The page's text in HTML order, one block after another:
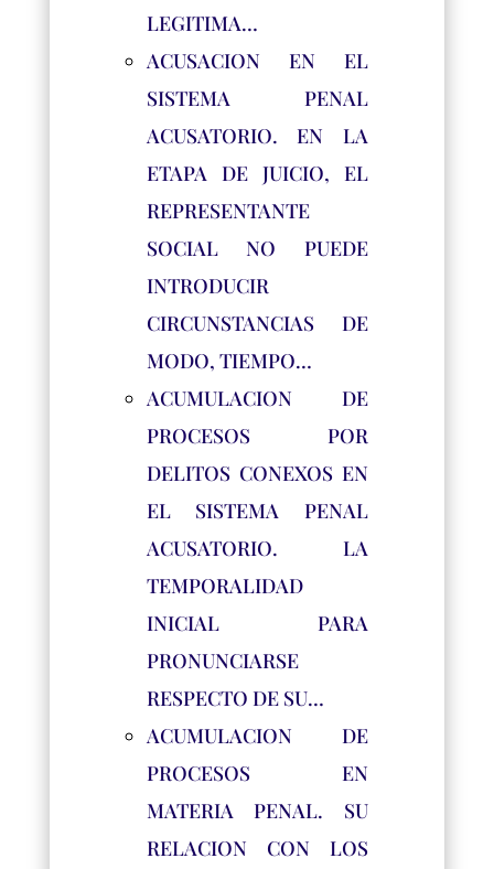
LEGITIMA…
ACUSACION EN EL
SISTEMA PENAL
ACUSATORIO. EN LA
ETAPA DE JUICIO, EL
REPRESENTANTE
SOCIAL NO PUEDE
INTRODUCIR
CIRCUNSTANCIAS DE
MODO, TIEMPO…
ACUMULACION DE
PROCESOS POR
DELITOS CONEXOS EN
EL SISTEMA PENAL
ACUSATORIO. LA
TEMPORALIDAD
INICIAL PARA
PRONUNCIARSE
RESPECTO DE SU…
ACUMULACION DE
PROCESOS EN
MATERIA PENAL. SU
RELACION CON LOS